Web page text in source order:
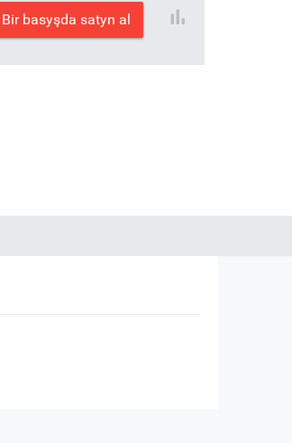
Bir basyşda satyn al